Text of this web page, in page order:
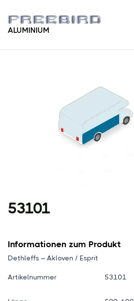
ALUMINIUM
53101
Informationen zum Produkt
Dethleffs – Akloven / Esprit
Artikelnummer 53101